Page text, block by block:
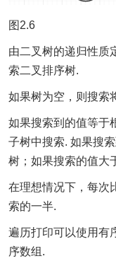
图2.6
由二叉树的递归性质
索二叉排序树.
如果树为空，则搜索
如果搜索到的值等于
子树中搜索. 如果搜
树；如果搜索的值大
在理想情况下，每次
索的一半.
遍历打印可以使用有
序数组.